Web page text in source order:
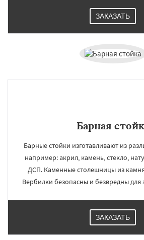
Нахабино
Обухово Октябрьский
Правдинский Решетниково Родники
Уваровка
ЗАКАЗАТЬ
Барная
Барные стойки изготавливают из
например: акрил, камень, стекло,
ДСП. Каменные столешницы из
Вербилки безопасны и безвредны для
ЗАКАЗАТЬ
Даю согласие на обработку